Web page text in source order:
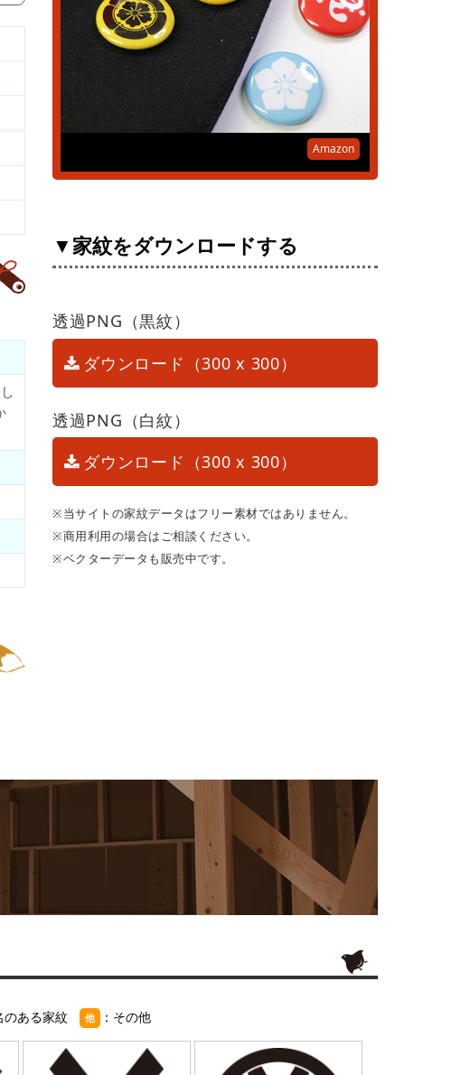
Amazon
▼家紋をダウンロードする
透過PNG（黒紋）
ダウンロード（300 x 300）
透過PNG（白紋）
ダウンロード（300 x 300）
※当サイトの家紋データはフリー素材ではありません。
※商用利用の場合はご相談ください。
※ベクターデータも販売中です。
のある家紋 他 ：その他